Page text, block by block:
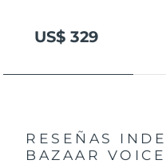
US$ 329
RESEÑAS
BAZAAR VOICE